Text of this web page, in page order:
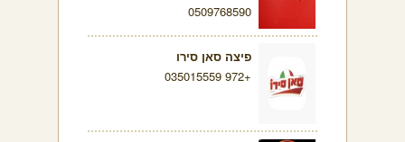
0509768590
פיצה סאן סירו
+972 035015559